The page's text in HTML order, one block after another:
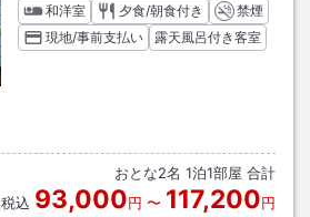
和洋室
夕食/朝食付き
禁煙
現地/事前支払い
露天風呂付き客室
おとな2名 1泊1部屋 合計
税込 93,000円 〜 117,200円